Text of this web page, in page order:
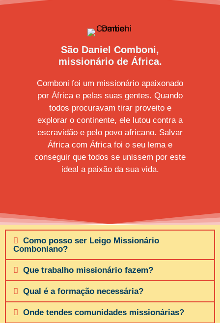
São Daniel Comboni,
missionário de África.
Comboni foi um missionário apaixonado
por África e pelas suas gentes. Quando
todos procuravam tirar proveito e
explorar o continente, ele lutou contra a
escravidão e pelo povo africano. Salvar
África com África foi o seu lema e
conseguir que todos se unissem por este
ideal a paixão da sua vida.
Como posso ser Leigo Missionário
Comboniano?
Que trabalho missionário fazem?
Qual é a formação necessária?
Onde tendes comunidades missionárias?